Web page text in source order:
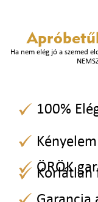
Ha nem elég jó a szemed
100%
Korlátlan
ÖRÖK